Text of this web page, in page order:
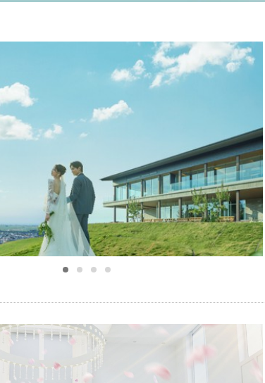
カラードレス （メーカー直送）
（メーカー直送）
小物
ドレスショップ一覧